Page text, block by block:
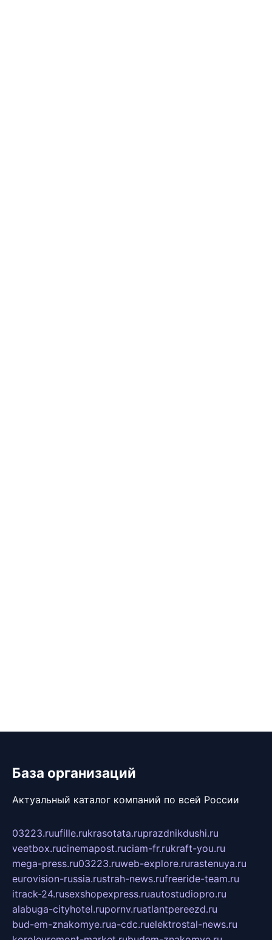
База организаций
Актуальный каталог компаний по всей России
03223.ruufille.rukrasotata.ruprazdnikdushi.ru
veetbox.rucinemapost.ruciam-fr.rukraft-you.ru
mega-press.ru03223.ruweb-explore.rurastenuya.ru
eurovision-russia.rustrah-news.rufreeride-team.ru
itrack-24.rusexshopexpress.ruautostudiopro.ru
alabuga-cityhotel.rupornv.ruatlantpereezd.ru
bud-em-znakomye.rua-cdc.ruelektrostal-news.ru